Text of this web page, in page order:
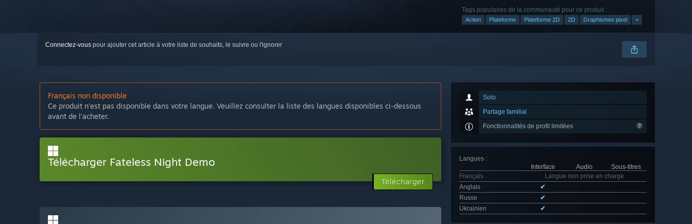
Tags populaires de la communauté pour ce produit :
Action Plateforme Plateforme 2D 2D Graphismes pixel +
Connectez-vous pour ajouter cet article à votre liste de souhaits, le suivre ou l'ignorer
Solo
Partage familial
Fonctionnalités de profil limitées
Langues :
Interface
Audio
Sous-titres
Français
Langue non prise en charge
Anglais
✔
Russe
✔
Ukrainien
✔
Français non disponible
Ce produit n'est pas disponible dans votre langue. Veuillez consulter la liste des langues disponibles ci-dessous
avant de l'acheter.
Télécharger Fateless Night Demo
Télécharger